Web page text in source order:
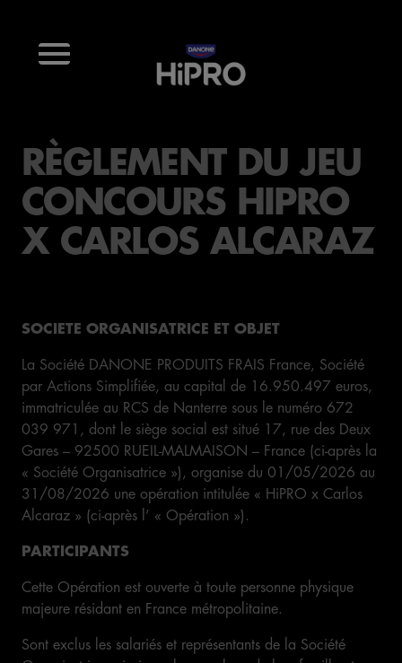
RÈGLEMENT DU JEU
CONCOURS HIPRO
X CARLOS ALCARAZ
SOCIETE ORGANISATRICE ET OBJET
La Société DANONE PRODUITS FRAIS France, Société
par Actions Simplifiée, au capital de 16.950.497 euros,
immatriculée au RCS de Nanterre sous le numéro 672
039 971, dont le siège social est situé 17, rue des Deux
Gares – 92500 RUEIL-MALMAISON – France (ci-après la
« Société Organisatrice »), organise du 01/05/2026 au
31/08/2026 une opération intitulée « HiPRO x Carlos
Alcaraz » (ci-après l’ « Opération »).
PARTICIPANTS
Cette Opération est ouverte à toute personne physique
majeure résidant en France métropolitaine.
Sont exclus les salariés et représentants de la Société